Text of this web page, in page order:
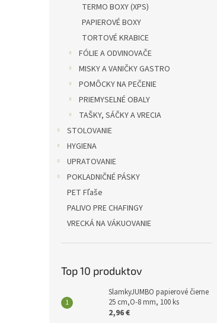
TERMO BOXY (XPS)
PAPIEROVÉ BOXY
TORTOVÉ KRABICE
FÓLIE A ODVINOVAČE
MISKY A VANIČKY GASTRO
POMÔCKY NA PEČENIE
PRIEMYSELNÉ OBALY
TAŠKY, SÁČKY A VRECIA
STOLOVANIE
HYGIENA
UPRATOVANIE
POKLADNIČNÉ PÁSKY
PET Fľaše
PALIVO PRE CHAFINGY
VRECKÁ NA VÁKUOVANIE
Top 10 produktov
SlamkyJUMBO papierové čierne
25 cm,O-8 mm, 100 ks
2,96 €